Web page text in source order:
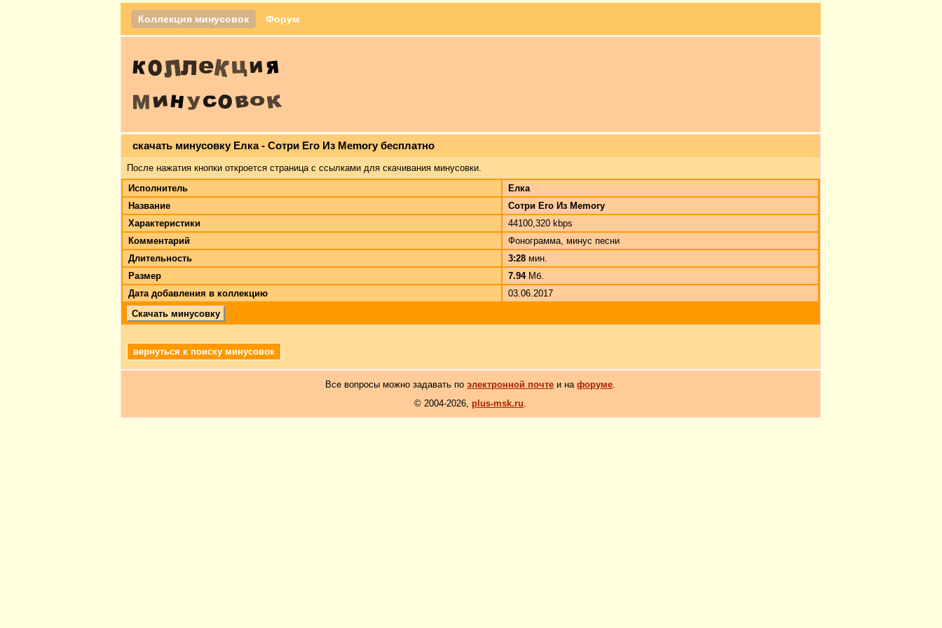
Коллекция минусовок Форум
скачать минусовку Елка - Сотри Его Из Memory бесплатно
После нажатия кнопки откроется страница с ссылками для скачивания минусовки.
Исполнитель
Елка
Название
Сотри Его Из Memory
Характеристики
44100,320 kbps
Комментарий
Фонограмма, минус песни
Длительность
3:28 мин.
Размер
7.94Мб.
Дата добавления в коллекцию
03.06.2017
Скачать минусовку
вернуться к поиску минусовок
Все вопросы можно задавать поэлектронной почте и нафоруме.
© 2004-2026, plus-msk.ru.